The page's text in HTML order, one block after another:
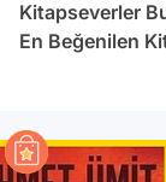
Kitapseverler
En Beğenilen